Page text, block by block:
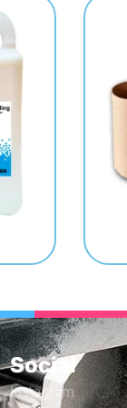
Social
Instagram